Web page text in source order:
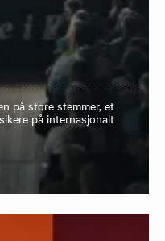
på store stemmer, et
på internasjonalt